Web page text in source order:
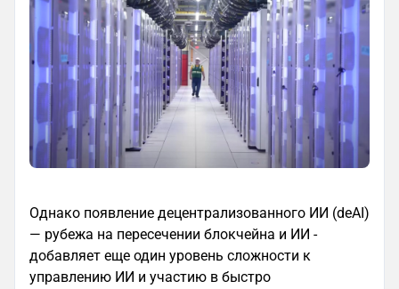
Однако появление децентрализованного ИИ (deAI)
— рубежа на пересечении блокчейна и ИИ -
добавляет еще один уровень сложности к
управлению ИИ и участию в быстро